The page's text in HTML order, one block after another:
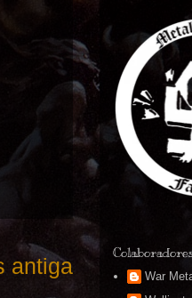
antiga
War